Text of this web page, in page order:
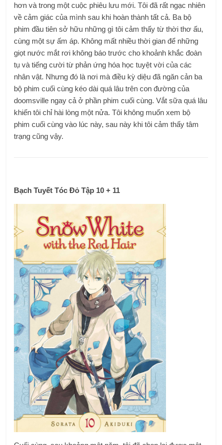
hơn và trong một cuộc phiêu lưu mới. Tôi đã rất ngạc nhiên
về cảm giác của mình sau khi hoàn thành tất cả. Ba bộ
phim đầu tiên sở hữu những gì tôi cảm thấy từ thời thơ ấu,
cùng một sự ấm áp. Không mất nhiều thời gian để những
giọt nước mắt rơi không báo trước cho khoảnh khắc đoàn
tụ và tiếng cười từ phản ứng hóa học tuyệt vời của các
nhân vật. Nhưng đó là nơi mà điều kỳ diệu đã ngăn cản ba
bộ phim cuối cùng kéo dài quá lâu trên con đường của
doomsville ngay cả ở phần phim cuối cùng. Vắt sữa quá lâu
khiến tôi chỉ hài lòng một nửa. Tôi không muốn xem bộ
phim cuối cùng vào lúc này, sau này khi tôi cảm thấy tâm
trạng cũng vậy.
Bạch Tuyết Tóc Đỏ Tập 10 + 11